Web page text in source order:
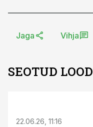
Jaga Vihja
SEOTUD LOOD
22.06.26, 11:16